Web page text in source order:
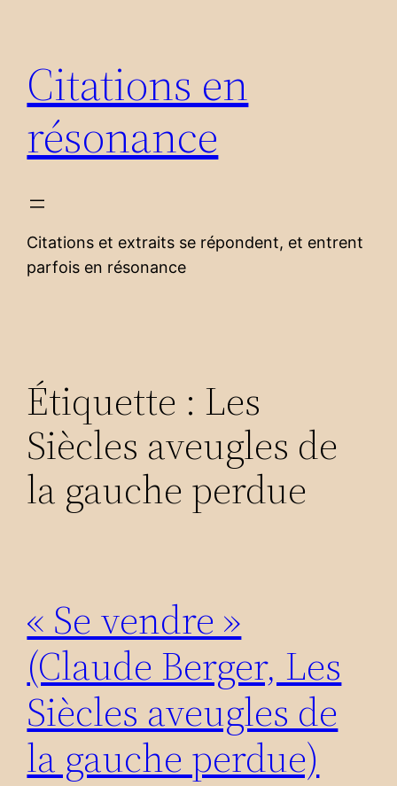
contenu
Citations en
résonance
Citations et extraits se répondent, et entrent
parfois en résonance
Étiquette : Les
Siècles aveugles de
la gauche perdue
« Se vendre »
(Claude Berger, Les
Siècles aveugles de
la gauche perdue)